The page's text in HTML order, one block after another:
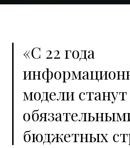
«С 22 года
модели станут
бюджетных